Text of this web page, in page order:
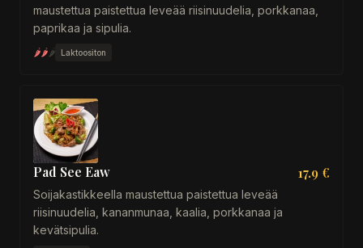
maustettua paistettua leveää riisinuudelia, porkkanaa,
paprikaa ja sipulia.
🌶🌶🌶 Laktoositon
Pad See Eaw 17.9 €
Soijakastikkeella maustettua paistettua leveää
riisinuudelia, kananmunaa, kaalia, porkkanaa ja
kevätsipulia.